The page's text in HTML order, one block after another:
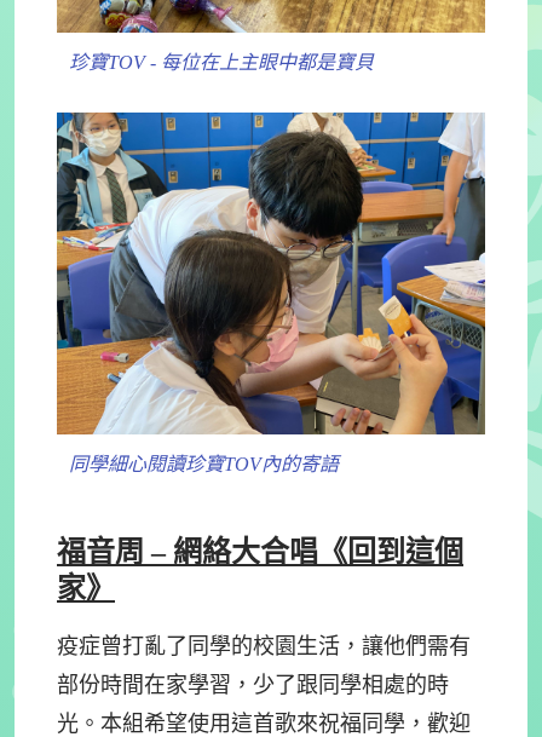
珍寶TOV - 每位在上主眼中都是寶貝
同學細心閱讀珍寶TOV內的寄語
福音周 – 網絡大合唱《回到這個
家》
疫症曾打亂了同學的校園生活，讓他們需有
部份時間在家學習，少了跟同學相處的時
光。本組希望使用這首歌來祝福同學，歡迎